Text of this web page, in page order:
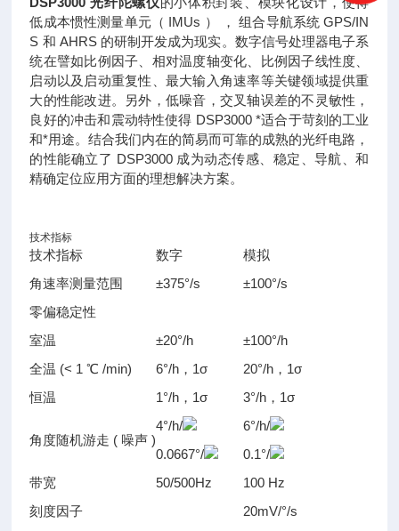
低成本惯性测量单元（ IMUs ） ， 组合导航系统 GPS/IN
S 和 AHRS 的研制开发成为现实。数字信号处理器电子系
统在譬如比例因子、相对温度轴变化、比例因子线性度、
启动以及启动重复性、最大输入角速率等关键领域提供重
大的性能改进。另外，低噪音，交叉轴误差的不灵敏性，
良好的冲击和震动特性使得 DSP3000 *适合于苛刻的工业
和*用途。结合我们内在的简易而可靠的成熟的光纤电路，
的性能确立了 DSP3000 成为动态传感、稳定、导航、和
精确定位应用方面的理想解决方案。
技术指标
技术指标 数字
模拟
角速率测量范围
±375°/s
±100°/s
零偏稳定性
室温
±20°/h
±100°/h
全温 (< 1 ℃ /min)
6°/h，1σ
20°/h，1σ
恒温
1°/h，1σ 3°/h，1σ
角度随机游走 ( 噪声 )
4°/h/
6°/h/
0.0667°/
0.1°/
带宽
50/500Hz
100 Hz
刻度因子
20mV/°/s